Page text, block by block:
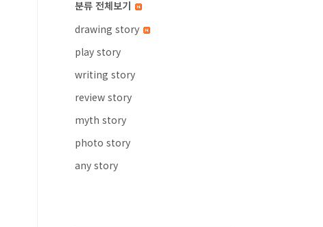
분류 전체보기
drawing story
play story
writing story
review story
myth story
photo story
any story